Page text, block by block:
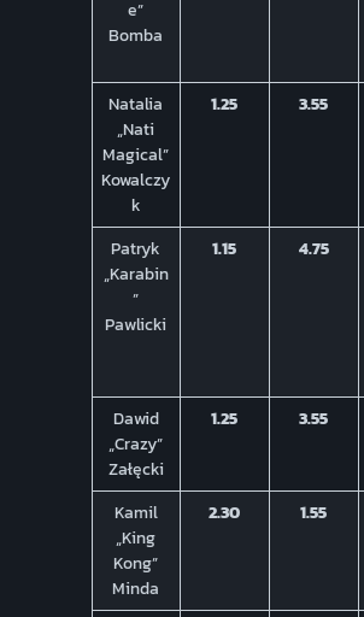
e”
Bomba
Natalia
„Nati
Magical”
Kowalczy
k
1.25 3.55
Patryk
„Karabin
”
Pawlicki
1.15 4.75
Dawid
„Crazy”
Załęcki
1.25 3.55
Kamil
„King
Kong”
Minda
2.30 1.55